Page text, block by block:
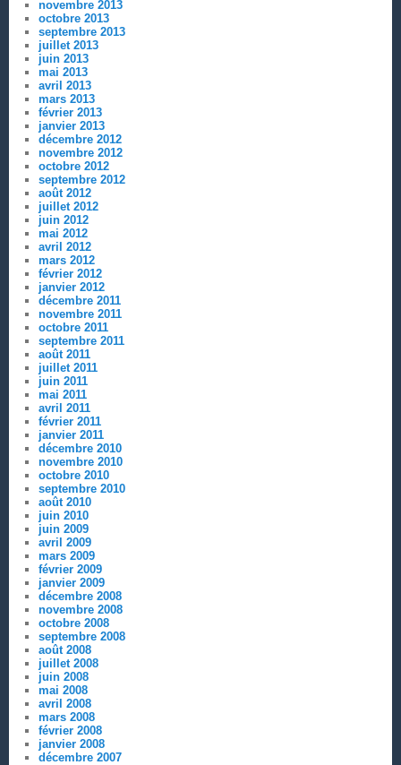
novembre 2013
octobre 2013
septembre 2013
juillet 2013
juin 2013
mai 2013
avril 2013
mars 2013
février 2013
janvier 2013
décembre 2012
novembre 2012
octobre 2012
septembre 2012
août 2012
juillet 2012
juin 2012
mai 2012
avril 2012
mars 2012
février 2012
janvier 2012
décembre 2011
novembre 2011
octobre 2011
septembre 2011
août 2011
juillet 2011
juin 2011
mai 2011
avril 2011
février 2011
janvier 2011
décembre 2010
novembre 2010
octobre 2010
septembre 2010
août 2010
juin 2010
juin 2009
avril 2009
mars 2009
février 2009
janvier 2009
décembre 2008
novembre 2008
octobre 2008
septembre 2008
août 2008
juillet 2008
juin 2008
mai 2008
avril 2008
mars 2008
février 2008
janvier 2008
décembre 2007